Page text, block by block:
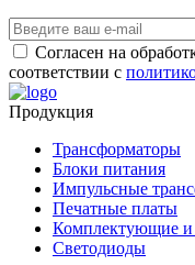
Согласен на
соответствии с
Продукция
Трансформаторы
Блоки питания
Импульсные
Печатные платы
Комплектующие и
Светодиоды